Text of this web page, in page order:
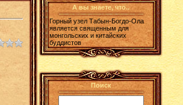
А вы знаете, что..
Горный узел Табын-Богдо-Ола
является священным для
монгольских и китайских
буддистов
Поиск